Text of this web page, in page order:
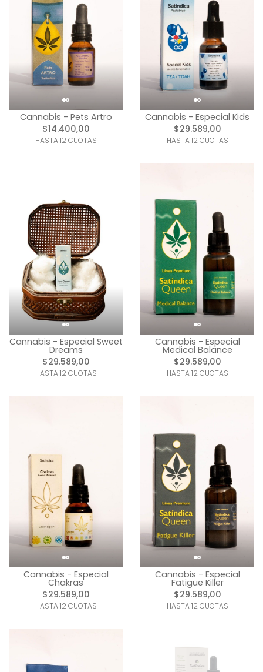
Cannabis - Pets Artro
$14.400,00
HASTA 12 CUOTAS
Cannabis - Especial Kids
$29.589,00
HASTA 12 CUOTAS
Cannabis - Especial Sweet
Dreams
$29.589,00
HASTA 12 CUOTAS
Cannabis - Especial
Medical Balance
$29.589,00
HASTA 12 CUOTAS
Cannabis - Especial
Chakras
$29.589,00
HASTA 12 CUOTAS
Cannabis - Especial
Fatigue Killer
$29.589,00
HASTA 12 CUOTAS